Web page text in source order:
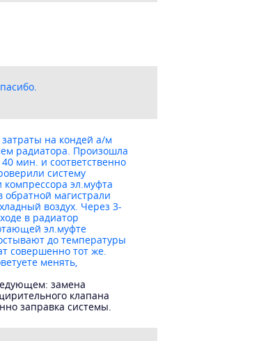
на кондей а/м
радиатора. Произошла
мин. и соответственно
систему
эл.муфта
обратной магистрали
воздух. Через 3-
в радиатор
эл.муфте
до температуры
совершенно тот же.
менять,
замена
клапана
заправка системы.